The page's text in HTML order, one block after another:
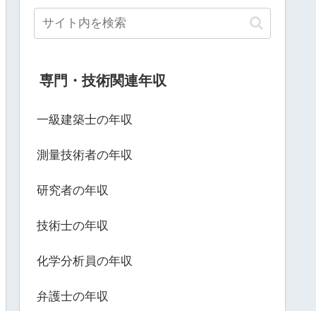
専門・技術関連年収
一級建築士の年収
測量技術者の年収
研究者の年収
技術士の年収
化学分析員の年収
弁護士の年収